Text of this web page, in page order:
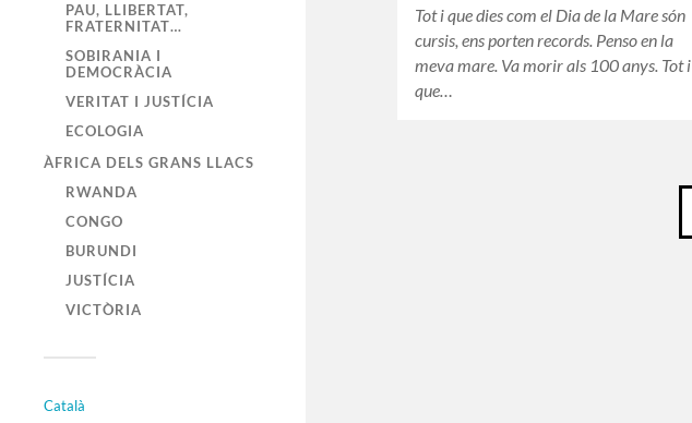
PAU, LLIBERTAT,
FRATERNITAT…
SOBIRANIA I
DEMOCRÀCIA
VERITAT I JUSTÍCIA
ECOLOGIA
ÀFRICA DELS GRANS LLACS
RWANDA
CONGO
BURUNDI
JUSTÍCIA
VICTÒRIA
Català
Tot i que dies com el Dia de la Mare són
cursis, ens porten records. Penso en la
meva mare. Va morir als 100 anys. Tot i
que…